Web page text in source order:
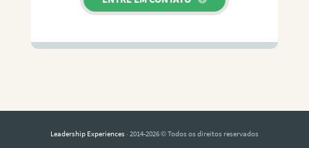
Leadership Experiences · 2014-2026 © Todos os direitos reservados